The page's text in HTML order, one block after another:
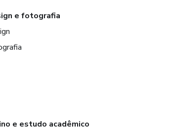
e fotografia
e estudo acadêmico